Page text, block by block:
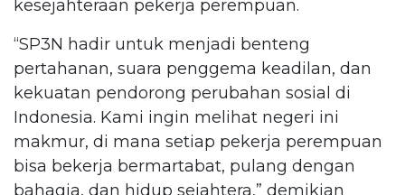
kesejahteraan pekerja perempuan.
“SP3N hadir untuk menjadi benteng
pertahanan, suara penggema keadilan, dan
kekuatan pendorong perubahan sosial di
Indonesia. Kami ingin melihat negeri ini
makmur, di mana setiap pekerja perempuan
bisa bekerja bermartabat, pulang dengan
bahagia, dan hidup sejahtera,” demikian